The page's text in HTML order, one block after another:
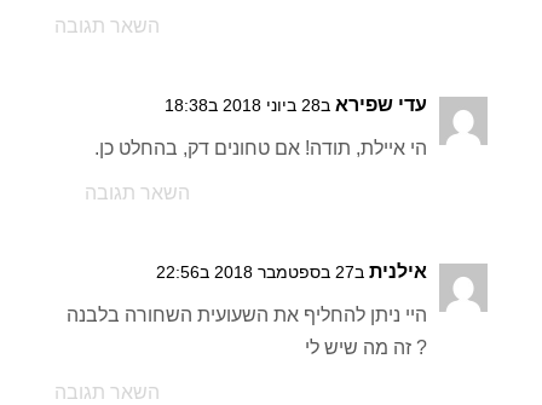
השאר תגובה
עדי שפירא ב28 ביוני 2018 ב18:38
הי איילת, תודה! אם טחונים דק, בהחלט כן.
השאר תגובה
אילנית ב27 בספטמבר 2018 ב22:56
היי ניתן להחליף את השעועית השחורה בלבנה
? זה מה שיש לי
השאר תגובה